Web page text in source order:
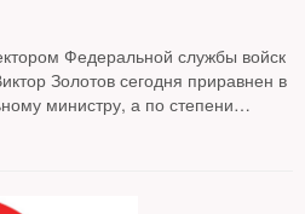
Федеральной службы войск
Золотов сегодня приравнен в
министру, а по степени
Times